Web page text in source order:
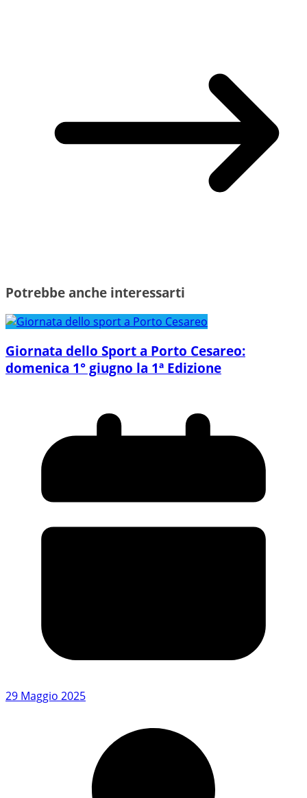
Potrebbe anche interessarti
Giornata dello Sport a Porto Cesareo:
domenica 1° giugno la 1ª Edizione
29 Maggio 2025